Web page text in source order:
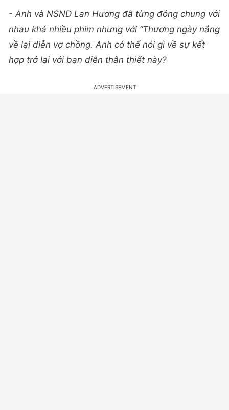
- Anh và NSND Lan Hương đã từng đóng chung với
nhau khá nhiều phim nhưng với “Thương ngày nắng
về lại diễn vợ chồng. Anh có thể nói gì về sự kết
hợp trở lại với bạn diễn thân thiết này?